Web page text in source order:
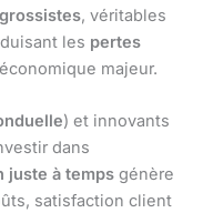
, véritables
les pertes
majeur.
) et innovants
dans
juste à temps génère
satisfaction client